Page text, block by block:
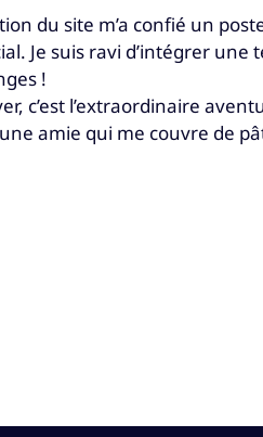
du site m’a confié un
Je suis ravi d’intégrer une
!
c’est l’extraordinaire
amie qui me couvre de